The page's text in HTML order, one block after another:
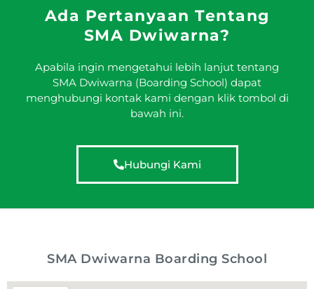
Ada Pertanyaan Tentang
SMA Dwiwarna?
Apabila ingin mengetahui lebih lanjut tentang
SMA Dwiwarna (Boarding School) dapat
menghubungi kontak kami dengan klik tombol di
bawah ini.
Hubungi Kami
SMA Dwiwarna Boarding School